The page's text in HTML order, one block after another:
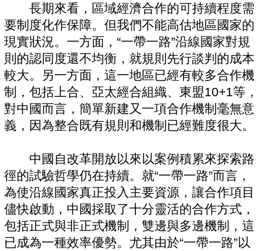
長期來看，區域經濟合作的可持續程度需
要制度化作保障。但我們不能高估地區國家的
現實狀況。一方面，“一帶一路”沿線國家對規
則的認同度還不均衡，就規則先行談判的成本
較大。另一方面，這一地區已經有較多合作機
制，包括上合、亞太經合組織、東盟10+1等，
對中國而言，簡單新建又一項合作機制毫無意
義，因為整合既有規則和機制已經難度很大。
中國自改革開放以來以案例積累來探索路
徑的試驗哲學仍在持續。就“一帶一路”而言，
為使沿線國家真正投入主要資源，讓合作項目
儘快啟動，中國採取了十分靈活的合作方式，
包括正式與非正式機制，雙邊與多邊機制，這
已成為一種效率優勢。尤其由於“一帶一路”以